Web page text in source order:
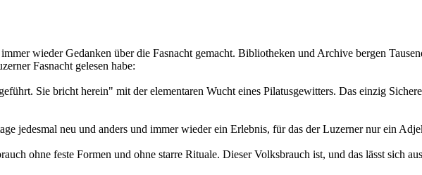
wieder Gedanken über die Fasnacht gemacht. Bibliotheken und Archive bergen
Fasnacht gelesen habe:
Sie bricht herein" mit der elementaren Wucht eines Pilatusgewitters. Das einzig
jedesmal neu und anders und immer wieder ein Erlebnis, für das der Luzerner nur ein
ohne feste Formen und ohne starre Rituale. Dieser Volksbrauch ist, und das lässt sich